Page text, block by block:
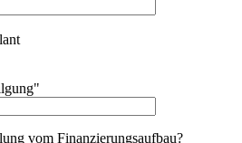
vom Finanzierungsaufbau?